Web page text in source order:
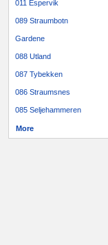
011 Espervik
089 Straumbotn
Gardene
088 Utland
087 Tybekken
086 Straumsnes
085 Seljehammeren
More